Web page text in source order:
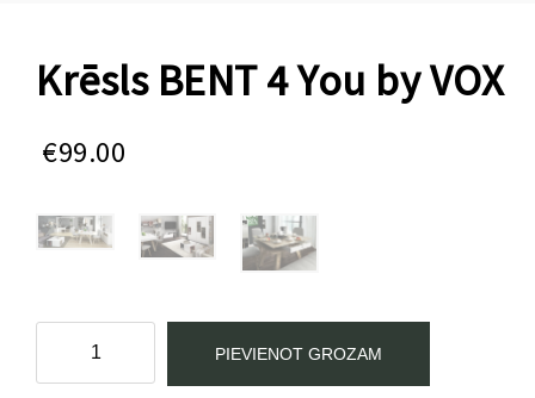
Krēsls BENT 4 You by VOX
€99.00
4
PIEVIENOT GROZAM